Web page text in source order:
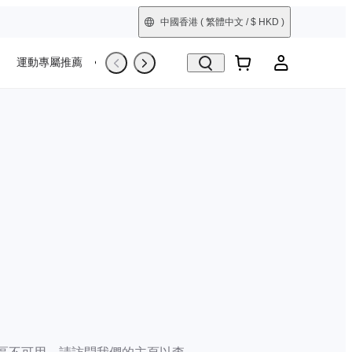
中國香港 ( 繁體中文 / $ HKD )
運動專屬推薦 Trade-In 翻新機